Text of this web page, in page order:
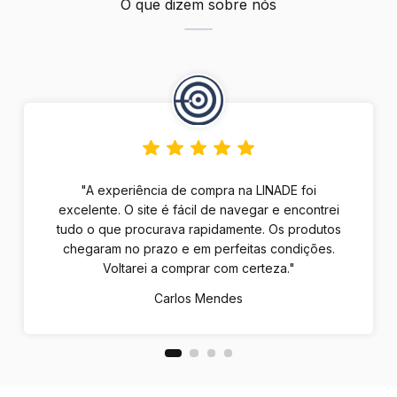
O que dizem sobre nós
"A experiência de compra na LINADE foi
excelente. O site é fácil de navegar e encontrei
tudo o que procurava rapidamente. Os produtos
chegaram no prazo e em perfeitas condições.
Voltarei a comprar com certeza."
Carlos Mendes